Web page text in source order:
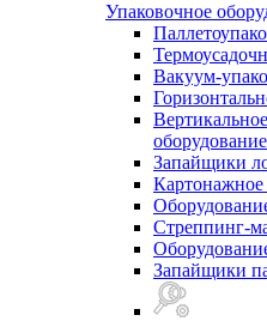
Упаковочное
Вакуум-
оборудование
Запайщики
Картонажное
Стреппинг-
Запайщики